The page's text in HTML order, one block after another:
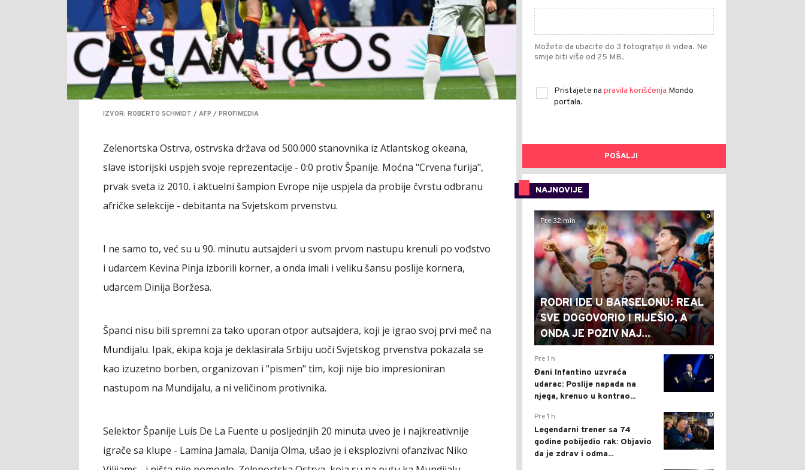
IZVOR: ROBERTO SCHMIDT / AFP / PROFIMEDIA
Zelenortska Ostrva, ostrvska država od 500.000 stanovnika iz Atlantskog okeana,
slave istorijski uspjeh svoje reprezentacije - 0:0 protiv Španije. Moćna "Crvena furija",
prvak sveta iz 2010. i aktuelni šampion Evrope nije uspjela da probije čvrstu odbranu
afričke selekcije - debitanta na Svjetskom prvenstvu.
I ne samo to, već su u 90. minutu autsajderi u svom prvom nastupu krenuli po vođstvo
i udarcem Kevina Pinja izborili korner, a onda imali i veliku šansu poslije kornera,
udarcem Dinija Boržesa.
Španci nisu bili spremni za tako uporan otpor autsajdera, koji je igrao svoj prvi meč na
Mundijalu. Ipak, ekipa koja je deklasirala Srbiju uoči Svjetskog prvenstva pokazala se
kao izuzetno borben, organizovan i "pismen" tim, koji nije bio impresioniran
nastupom na Mundijalu, a ni veličinom protivnika.
Selektor Španije Luis De La Fuente u posljednjih 20 minuta uveo je i najkreativnije
igrače sa klupe - Lamina Jamala, Danija Olma, ušao je i eksplozivni ofanzivac Niko
Možete da ubacite do 3 fotografije ili videa. Ne
smije biti više od 25 MB.
Pristajete na pravila korišćenja Mondo
portala.
POŠALJI
NAJNOVIJE
0
Pre 32 min
RODRI IDE U BARSELONU: REAL
SVE DOGOVORIO I RIJEŠIO, A
ONDA JE POZIV NAJ...
0
Pre 1 h
Đani Infantino uzvraća
udarac: Poslije napada na
njega, krenuo u kontrao...
0
Pre 1 h
Legendarni trener sa 74
godine pobijedio rak: Objavio
da je zdrav i odma...